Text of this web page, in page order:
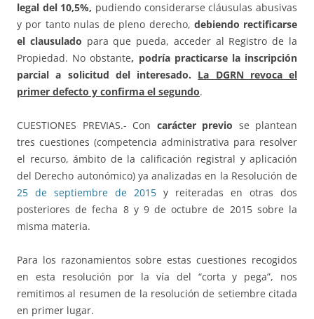
legal del 10,5%, pudiendo considerarse cláusulas abusivas
y por tanto nulas de pleno derecho, debiendo rectificarse
el clausulado para que pueda, acceder al Registro de la
Propiedad. No obstante, podría practicarse la inscripción
parcial a solicitud del interesado. La DGRN revoca el
primer defecto y confirma el segundo.
CUESTIONES PREVIAS.- Con carácter previo se plantean
tres cuestiones (competencia administrativa para resolver
el recurso, ámbito de la calificación registral y aplicación
del Derecho autonómico) ya analizadas en la Resolución de
25 de septiembre de 2015 y reiteradas en otras dos
posteriores de fecha 8 y 9 de octubre de 2015 sobre la
misma materia.
Para los razonamientos sobre estas cuestiones recogidos
en esta resolución por la vía del “corta y pega”, nos
remitimos al resumen de la resolución de setiembre citada
en primer lugar.